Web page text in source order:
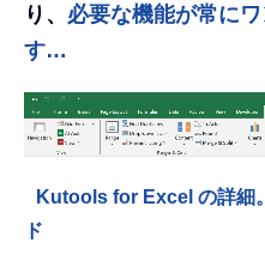
り、 必要な機能が常に
す…
Kutools for Excel の詳細
ド